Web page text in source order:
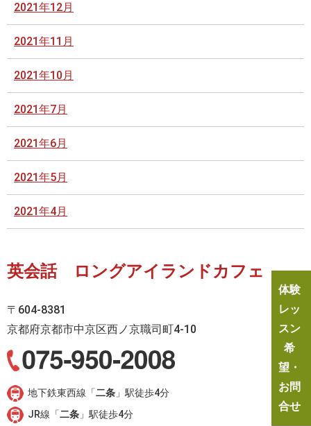
2021年12月
2021年11月
2021年10月
2021年7月
2021年6月
2021年5月
2021年4月
英会話 ロングアイランドカフェ
〒604-8381
京都府京都市中京区西ノ京職司町4-10
地下鉄東西線「二条 」駅徒歩4分
JR線「二条 」駅徒歩4分
体験
レッ
スン
希
望・
お問
合せ